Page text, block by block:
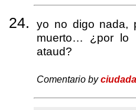
yo no digo nada,
muerto… ¿por lo
ataud?
Comentario by